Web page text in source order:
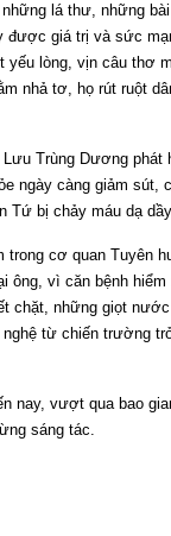
lá thư, những
được giá trị và sức
lòng, vịn câu thơ
nhả tơ, họ rút ruột
Trùng Dương phát
ngày càng giảm sút,
Tứ bị chảy máu dạ
cơ quan Tuyên
ông, vì căn bệnh
chặt, những giọt
từ chiến trường
nay, vượt qua bao
sáng tác.